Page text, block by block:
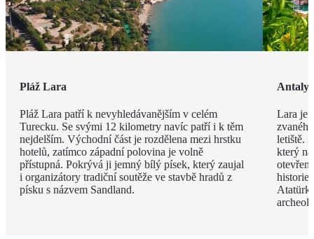
Pláž Lara
Pláž Lara patří k nevyhledávanějším v celém
Turecku. Se svými 12 kilometry navíc patří i k těm
nejdelším. Východní část je rozdělena mezi hrstku
hotelů, zatímco západní polovina je volně
přístupná. Pokrývá ji jemný bílý písek, který zaujal
i organizátory tradiční soutěže ve stavbě hradů z
písku s názvem Sandland.
Lara je
letiště.
který
historie